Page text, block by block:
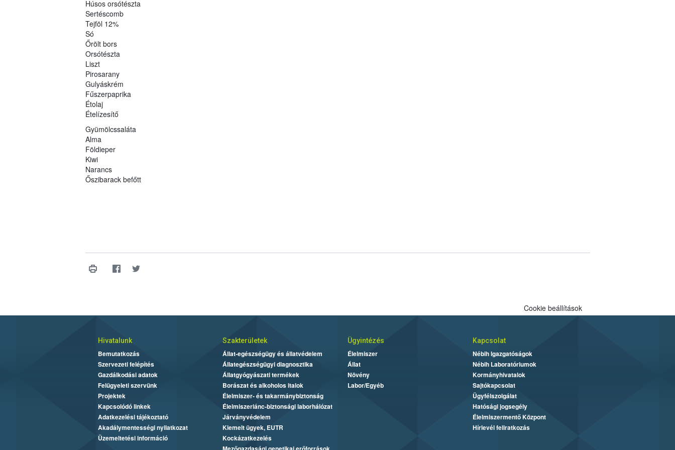
Húsos orsótészta
Sertéscomb
Tejföl 12%
Só
Őrölt bors
Orsótészta
Liszt
Pirosarany
Gulyáskrém
Fűszerpaprika
Étolaj
Ételízesítő
Gyümölcssaláta
Alma
Földieper
Kiwi
Narancs
Őszibarack befőtt
Cookie beállítások
Hivatalunk
Bemutatkozás
Szervezeti felépítés
Gazdálkodási adatok
Felügyeleti szervünk
Projektek
Kapcsolódó linkek
Adatkezelési tájékoztató
Akadálymentességi nyilatkozat
Üzemeltetési információ
Szakterületek
Állat-egészségügy és állatvédelem
Állategészségügyi diagnosztika
Állatgyógyászati termékek
Borászat és alkoholos italok
Élelmiszer- és takarmánybiztonság
Élelmiszerlánc-biztonsági laborhálózat
Járványvédelem
Kiemelt ügyek, EUTR
Kockázatkezelés
Ügyintézés
Élelmiszer
Állat
Növény
Labor/Egyéb
Kapcsolat
Nébih Igazgatóságok
Nébih Laboratóriumok
Kormányhivatalok
Sajtókapcsolat
Ügyfélszolgálat
Hatósági jogsegély
Élelmiszermentő Központ
Hírlevél feliratkozás